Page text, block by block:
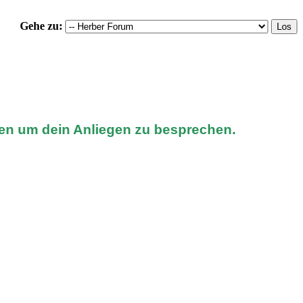
Gehe zu:
um dein Anliegen zu besprechen.